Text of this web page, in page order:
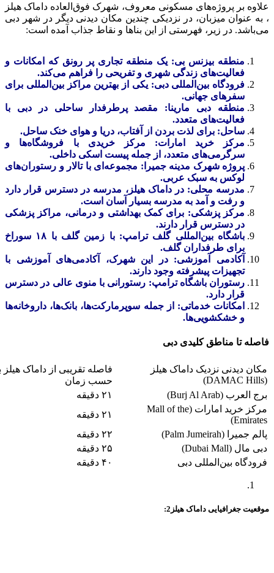
علاوه بر پروژه‌های مسکونی معروف، شهرک فوق‌العاده داماک هیلز
، به عنوان میزبان، در نزدیکی چندین مکان دیدنی دیگر در شهر دبی
می‌باشد. در زیر، فهرستی از این بناها و نقاط جذاب آمده است:
منطقه بیزنس بی: یک منطقه تجاری پر رونق که امکانات و
فعالیت‌های زندگی شهری و تفریحی را فراهم می‌کند.
فرودگاه بین‌المللی دبی: یکی از بهترین مراکز بین‌المللی برای
سفرهای جهانی.
منطقه دبی مارینا: مقصد پرطرفدار ساحلی در دبی با
فعالیت‌های متعدد.
ساحل: برای لذت بردن از آفتاب، دریا و هوای خنک ساحل.
مرکز خرید امارات: مرکز خریدی با فروشگاه‌ها و
سرگرمی‌های متعدد، از جمله پیست اسکی داخلی.
پروژه شهرک مدینه جمیرا: مجموعه‌ای با تالار و رستوران‌های
لوکس به سبک عربی.
مدرسه محلی: در داماک هیلز، مدرسه در دسترس قرار دارد
و رفت و آمد به مدرسه بسیار آسان است.
مرکز پزشکی: برای کمک بهداشتی و درمانی، مراکز پزشکی
در دسترس قرار دارند.
باشگاه بین‌المللی گلف ترامپ: با زمین گلف با ۱۸ سوراخ
برای طرفداران گلف.
آکادمی آموزشی: در این شهرک، آکادمی‌های آموزشی با
تجهیزات پیشرفته وجود دارند.
رستوران باشگاه ترامپ: رستورانی با منوی عالی در دسترس
قرار دارد.
امکانات خدماتی: از جمله سوپرمارکت‌ها، بانک‌ها، داروخانه‌ها
و خشکشویی‌ها.
فاصله تا مناطق کلیدی دبی
مکان دیدنی نزدیک داماک هیلز
(DAMAC Hills)
فاصله تقریبی از داماک هیلز
حسب زمان
برج العرب (Burj Al Arab)
۲۱ دقیقه
مرکز خرید امارات (Mall of the
Emirates)
۲۱ دقیقه
پالم جمیرا (Palm Jumeirah)
۲۲ دقیقه
دبی مال (Dubai Mall)
۲۵ دقیقه
فرودگاه بین‌المللی دبی
۴۰ دقیقه
موقعیت جغرافیایی داماک هیلز2: